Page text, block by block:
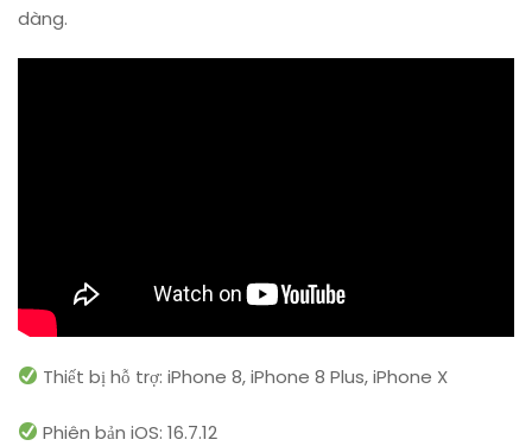
IOS
Với
dàng.
Thiết bị hỗ trợ: iPhone 8, iPhone 8 Plus, iPhone X
Phiên bản iOS: 16.7.12